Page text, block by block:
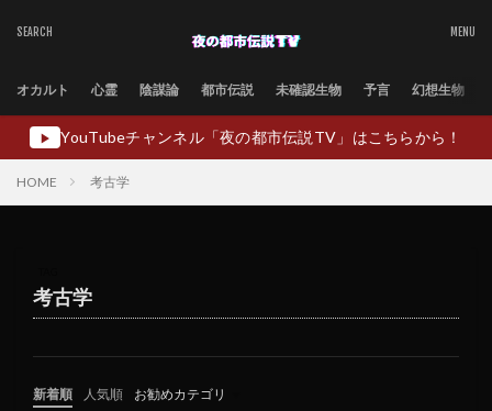
オカルト 心霊 陰謀論 都市伝説 未確認生物 予言 幻想生物
▶ YouTubeチャンネル「夜の都市伝説TV」はこちらから！
HOME 考古学
考古学
新着順 人気順
お勧めカテゴリ